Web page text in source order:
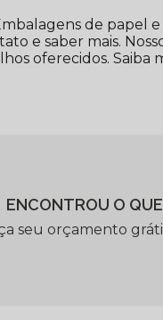
de papel
e saber mais.
oferecidos. Saiba
ENCONTROU O
seu orçamento